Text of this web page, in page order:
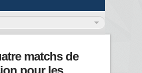
matchs de
pour les